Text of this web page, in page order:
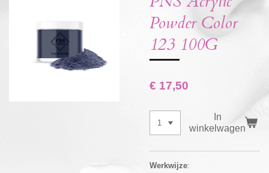
Powder Color
123 100G
€ 17,50
In
winkelwagen
Werkwijze: